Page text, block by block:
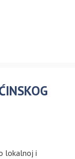
lokalnoj i